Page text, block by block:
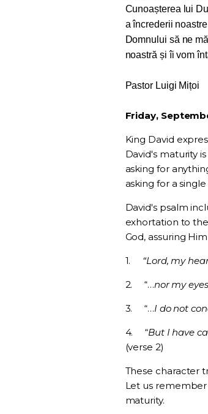
Cunoașterea lui
a încrederii noastre
Domnului să ne
noastră și îi vom
Pastor Luigi Mițoi
Friday,
King David
David's maturity
asking for
asking for a
David's psalm
exhortation to
God, assuring
1. “Lord, my
2. “…nor my
3. “…I do not
4. “But I have
(verse 2)
These character
Let us
maturity.